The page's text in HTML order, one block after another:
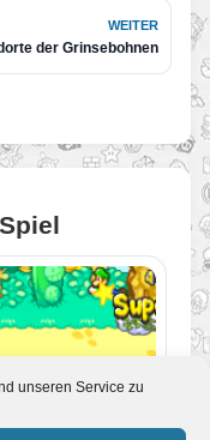
unseren Service zu
WEITER
der Grinsebohnen
Town